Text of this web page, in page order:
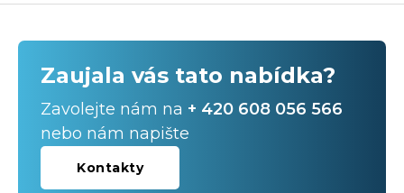
Zaujala vás tato nabídka?
Zavolejte nám na + 420 608 056 566
nebo nám napište
Kontakty